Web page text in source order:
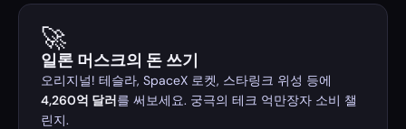
🚀
일론 머스크의 돈 쓰기
오리지널! 테슬라, SpaceX 로켓, 스타링크 위성 등에
4,260억 달러를 써보세요. 궁극의 테크 억만장자 소비 챌
린지.